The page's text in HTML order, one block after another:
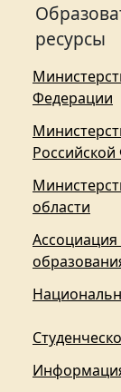
ресурсы
Федерации
области
Ассоциация